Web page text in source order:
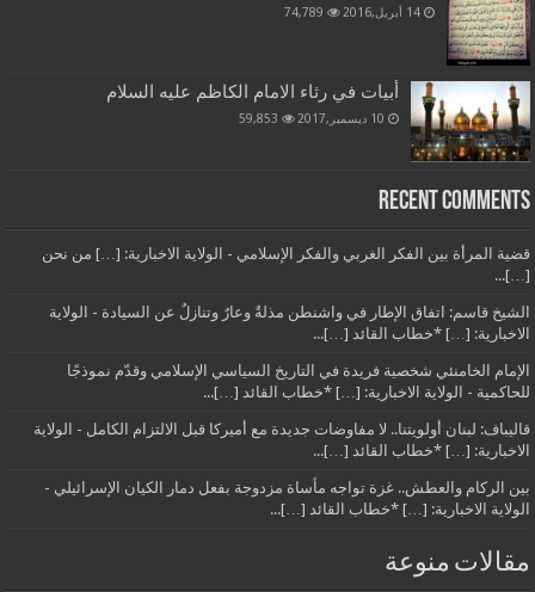
14 أبريل,2016 74,789
أبيات في رثاء الامام الكاظم عليه السلام
10 ديسمبر,2017 59,853
Recent Comments
قضية المرأة بين الفكر الغربي والفكر الإسلامي - الولاية الاخبارية: […] من نحن
[…]...
الشيخ قاسم: اتفاق الإطار في واشنطن مذلةٌ وعارٌ وتنازلٌ عن السيادة - الولاية
الاخبارية: […] *خطاب القائد […]...
الإمام الخامنئي شخصية فريدة في التاريخ السياسي الإسلامي وقدّم نموذجًا
للحاكمية - الولاية الاخبارية: […] *خطاب القائد […]...
قاليباف: لبنان أولويتنا.. لا مفاوضات جديدة مع أميركا قبل الالتزام الكامل - الولاية
الاخبارية: […] *خطاب القائد […]...
بين الركام والعطش.. غزة تواجه مأساة مزدوجة بفعل دمار الكيان الإسرائيلي -
الولاية الاخبارية: […] *خطاب القائد […]...
مقالات منوعة